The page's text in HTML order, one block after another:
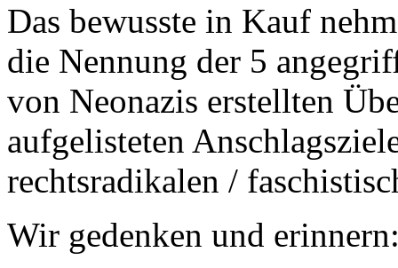
Das bewusste in Kauf
die Nennung der 5
von Neonazis erstellten
aufgelisteten
rechtsradikalen /
Wir gedenken und